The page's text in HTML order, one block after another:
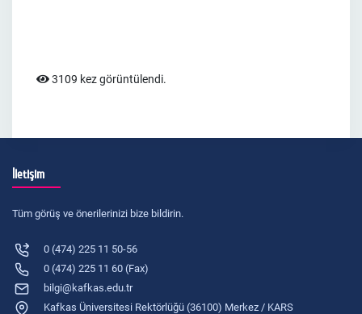
3109 kez görüntülendi.
İletişim
Tüm görüş ve önerilerinizi bize bildirin.
0 (474) 225 11 50-56
0 (474) 225 11 60 (Fax)
bilgi@kafkas.edu.tr
Kafkas Üniversitesi Rektörlüğü (36100) Merkez / KARS